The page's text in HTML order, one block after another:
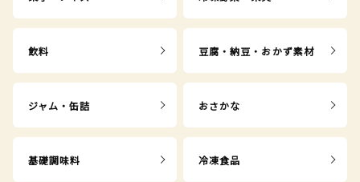
飲料 豆腐・納豆・おかず素材
ジャム・缶詰 おさかな
基礎調味料 冷凍食品